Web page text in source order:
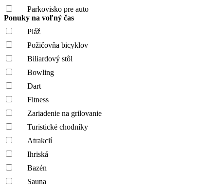
Parkovisko pre auto
Ponuky na voľný čas
Pláž
Požičovňa bicyklov
Biliardový stôl
Bowling
Dart
Fitness
Zariadenie na grilovanie
Turistické chodníky
Atrakcií
Ihriská
Bazén
Sauna